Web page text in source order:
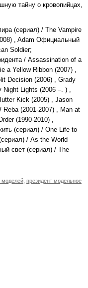
тайну о кровопийцах,
(сериал) / The Vampire
, Adam Официальный
Soldier;
/ Assassination of a
a Yellow Ribbon (2007) ,
Decision (2006) , Grady
Lights (2006 –. ) ,
Kick (2005) , Jason
Reba (2001-2007) , Man at
(1990-2010) ,
(сериал) / One Life to
/ As the World
свет (сериал) / The
моделей президент модельное